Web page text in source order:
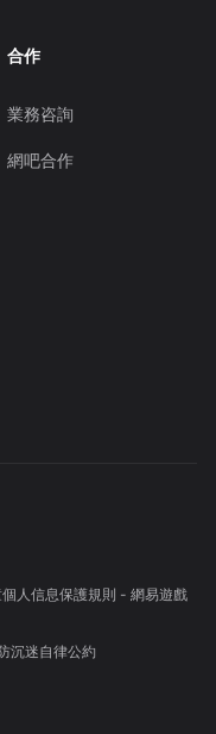
合作
業務咨詢
網吧合作
人信息保護規則 - 網易遊戲
沉迷自律公約